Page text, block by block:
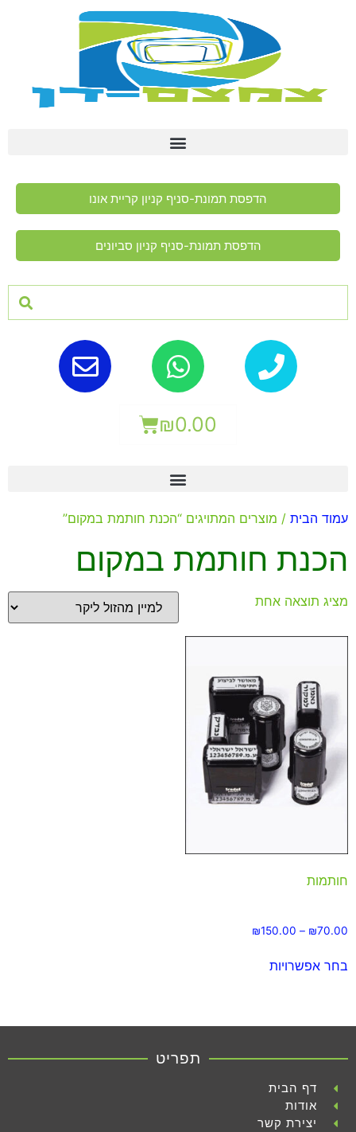
הדפסת תמונת-סניף קניון קריית אונו
הדפסת תמונת-סניף קניון סביונים
₪0.00
עמוד הבית / מוצרים המתויגים “הכנת חותמת במקום”
הכנת חותמת במקום
מציג תוצאה אחת
חותמות
₪70.00
–
₪150.00
בחר אפשרויות
תפריט
דף הבית
אודות
יצירת קשר